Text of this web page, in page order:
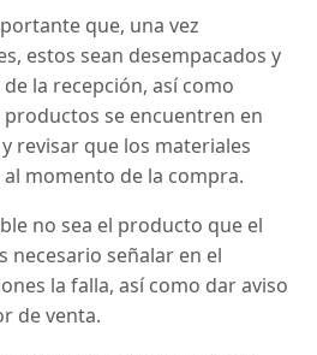
que, una vez
estos sean desempacados y
la recepción, así como
se encuentren en
revisar que los materiales
momento de la compra.
no sea el producto que el
señalar en el
la falla, así como dar aviso
de venta.